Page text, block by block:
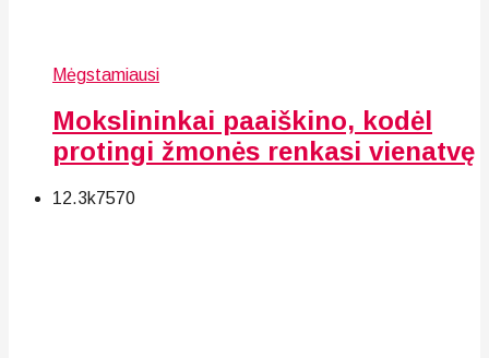
Mėgstamiausi
Mokslininkai paaiškino, kodėl
protingi žmonės renkasi vienatvę
12.3k7570